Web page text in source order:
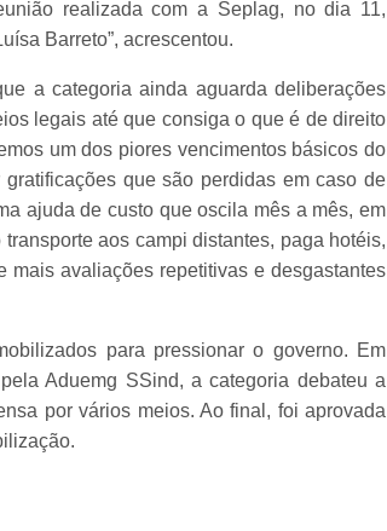
realizada com a Seplag, no dia 11,
Barreto”, acrescentou.
a categoria ainda aguarda deliberações
legais até que consiga o que é de direito
um dos piores vencimentos básicos do
que são perdidas em caso de
ajuda de custo que oscila mês a mês, em
aos campi distantes, paga hotéis,
avaliações repetitivas e desgastantes
para pressionar o governo. Em
Aduemg SSind, a categoria debateu a
por vários meios. Ao final, foi aprovada